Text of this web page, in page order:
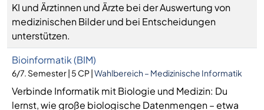
KI und Ärztinnen und Ärzte bei der Auswertung von
medizinischen Bilder und bei Entscheidungen
unterstützen.
Bioinformatik (BIM)
6/7. Semester | 5 CP |Wahlbereich – Medizinische Informatik
Verbinde Informatik mit Biologie und Medizin: Du
lernst, wie große biologische Datenmengen – etwa